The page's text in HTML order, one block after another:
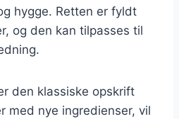
hygge. Retten er fyldt
og den kan tilpasses til
den klassiske opskrift
med nye ingredienser, vil